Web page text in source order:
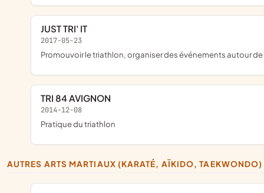
JUST TRI' IT
2017-05-23
promouvoir le triathlon, organiser des événements autour
TRI 84 AVIGNON
2014-12-08
pratique du triathlon
AUTRES ARTS MARTIAUX (KARATÉ, AÏKIDO, TAEKWONDO)